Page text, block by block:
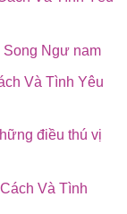
Song Ngư nam
Và Tình Yêu
điều thú vị
Và Tình